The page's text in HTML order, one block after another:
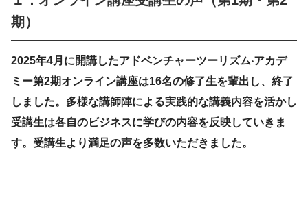
期）
2025年4月に開講したアドベンチャーツーリズム‧アカデ
ミー第2期オンライン講座は16名の修了生を輩出し、終了
しました。多様な講師陣による実践的な講義内容を活かし
受講生は各自のビジネスに学びの内容を反映していきま
す。受講生より満足の声を多数いただきました。